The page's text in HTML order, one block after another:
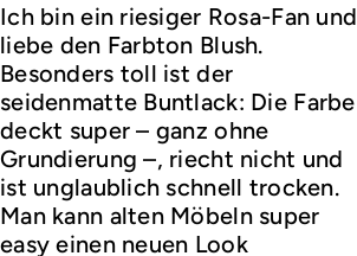
Ich bin ein riesiger Rosa-Fan und
liebe den Farbton Blush.
Besonders toll ist der
seidenmatte Buntlack: Die Farbe
deckt super – ganz ohne
Grundierung –, riecht nicht und
ist unglaublich schnell trocken.
Man kann alten Möbeln super
easy einen neuen Look